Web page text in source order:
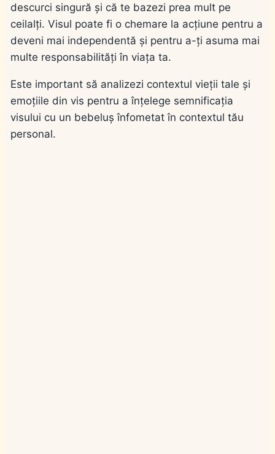
descurci singură și că te bazezi prea mult pe
ceilalți. Visul poate fi o chemare la acțiune pentru a
deveni mai independentă și pentru a-ți asuma mai
multe responsabilități în viața ta.
Este important să analizezi contextul vieții tale și
emoțiile din vis pentru a înțelege semnificația
visului cu un bebeluș înfometat în contextul tău
personal.